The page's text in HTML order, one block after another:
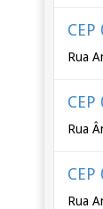
CEP
Rua
CEP
Rua
CEP
Rua